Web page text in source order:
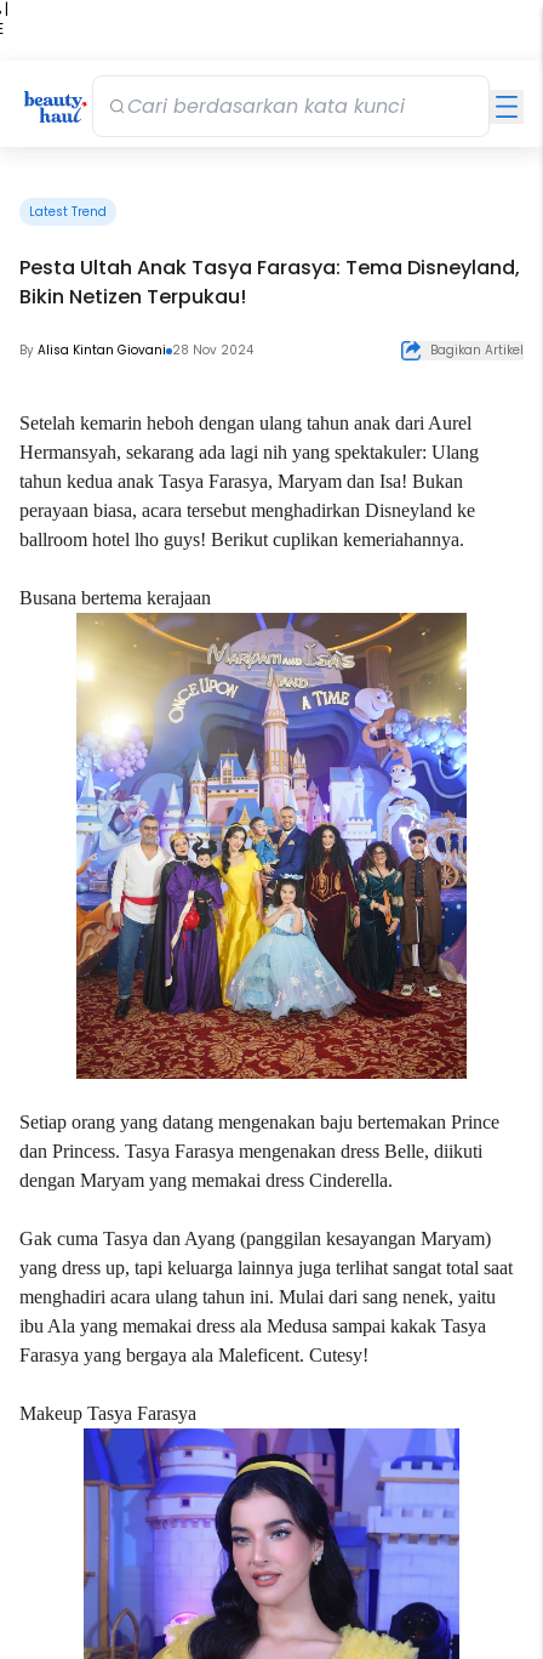
|
Latest Trend
Pesta Ultah Anak Tasya Farasya: Tema Disneyland,
Bikin Netizen Terpukau!
By Alisa Kintan Giovani 28 Nov 2024 Bagikan Artikel
Setelah kemarin heboh dengan ulang tahun anak dari Aurel
Hermansyah, sekarang ada lagi nih yang spektakuler: Ulang
tahun kedua anak Tasya Farasya, Maryam dan Isa! Bukan
perayaan biasa, acara tersebut menghadirkan Disneyland ke
ballroom hotel lho guys! Berikut cuplikan kemeriahannya.
Busana bertema kerajaan
Setiap orang yang datang mengenakan baju bertemakan Prince
dan Princess. Tasya Farasya mengenakan dress Belle, diikuti
dengan Maryam yang memakai dress Cinderella.
Gak cuma Tasya dan Ayang (panggilan kesayangan Maryam)
yang dress up, tapi keluarga lainnya juga terlihat sangat total saat
menghadiri acara ulang tahun ini. Mulai dari sang nenek, yaitu
ibu Ala yang memakai dress ala Medusa sampai kakak Tasya
Farasya yang bergaya ala Maleficent. Cutesy!
Makeup Tasya Farasya